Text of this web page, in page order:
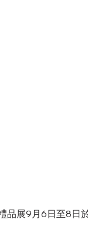
品展9月6日至8日